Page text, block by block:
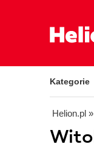
Kategorie
Helion.pl